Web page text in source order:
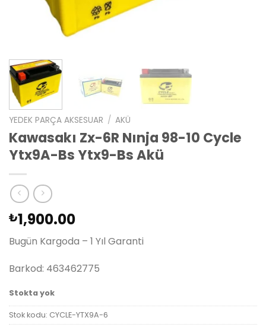
YEDEK PARÇA AKSESUAR / AKÜ
Kawasakı Zx-6R Nınja 98-10 Cycle
Ytx9A-Bs Ytx9-Bs Akü
₺1,900.00
Bugün Kargoda – 1 Yıl Garanti
Barkod: 463462775
Stokta yok
Stok kodu: CYCLE-YTX9A-6